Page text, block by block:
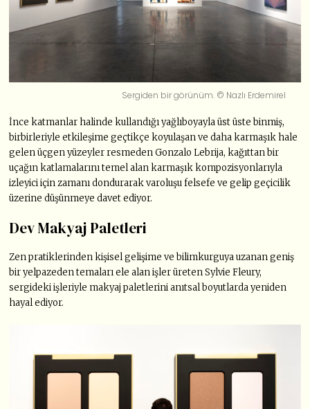
Sergiden bir görünüm. © Nazlı Erdemirel
İnce katmanlar halinde kullandığı yağlıboyayla üst üste binmiş,
birbirleriyle etkileşime geçtikçe koyulaşan ve daha karmaşık hale
gelen üçgen yüzeyler resmeden Gonzalo Lebrija, kağıttan bir
uçağın katlamalarını temel alan karmaşık kompozisyonlarıyla
izleyici için zamanı dondurarak varoluşu felsefe ve gelip geçicilik
üzerine düşünmeye davet ediyor.
Dev Makyaj Paletleri
Zen pratiklerinden kişisel gelişime ve bilimkurguya uzanan geniş
bir yelpazeden temaları ele alan işler üreten Sylvie Fleury,
sergideki işleriyle makyaj paletlerini anıtsal boyutlarda yeniden
hayal ediyor.